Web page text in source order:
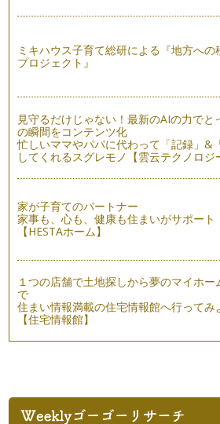
今回は、前回作ったハーブの押し花を
りをご紹介します。 …
剪定したハーブの使い道
梅雨入りしたこの頃も我が家のハーブは
す。 この季節気をつけたい…
おしゃれで爽やか。ハーブで遊ぶ
ハーブ生活のすすめ
気温も高くなり、緑美しい季節、たく
『ローズマリー』で若さを保ち、活力
あたたかい日差しの中で日に日に緑濃
…
クレイとハーブを使ったオススメの日
ナチュラルハーブで歓送迎シーズンを
3月、4月は出会いと別れの季節。 歓送
ミキハウス子育て総研による『地方への
プロジェクト』
見守るだけじゃない！最新のAIの力でと
の瞬間をコンテンツ化
忙しいママやパパに代わって「記録」&
してくれるスグレモノ【雲云テクノロジ
家が子育てのパートナー
家事も、心も、健康も住まいがサポート
【HESTAホーム】
１つの店舗で土地探しから夢のマイホー
で
住まい情報満載の住宅情報館へ行ってみ
【住宅情報館】